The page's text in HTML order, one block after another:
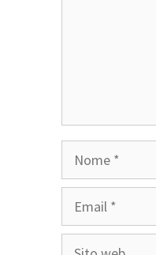
Nome
Email
Sito